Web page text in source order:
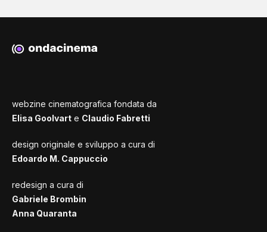
webzine cinematografica fondata da
Elisa Goolvart e Claudio Fabretti
design originale e sviluppo a cura di
Edoardo M. Cappuccio
redesign a cura di
Gabriele Brombin
Anna Quaranta